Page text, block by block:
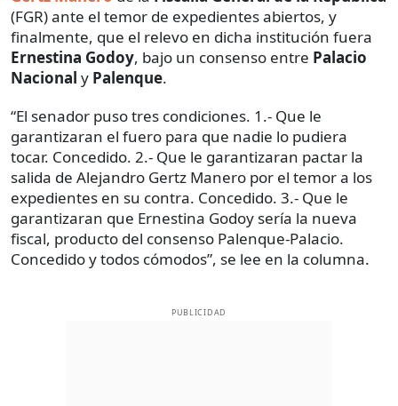
(FGR) ante el temor de expedientes abiertos, y
finalmente, que el relevo en dicha institución fuera
Ernestina Godoy, bajo un consenso entre Palacio
Nacional y Palenque.
“El senador puso tres condiciones. 1.- Que le
garantizaran el fuero para que nadie lo pudiera
tocar. Concedido. 2.- Que le garantizaran pactar la
salida de Alejandro Gertz Manero por el temor a los
expedientes en su contra. Concedido. 3.- Que le
garantizaran que Ernestina Godoy sería la nueva
fiscal, producto del consenso Palenque-Palacio.
Concedido y todos cómodos”, se lee en la columna.
PUBLICIDAD